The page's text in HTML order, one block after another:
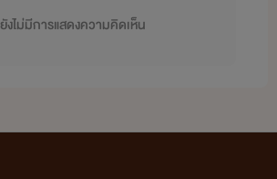
ยังไม่มีการแสดงความคิดเห็น